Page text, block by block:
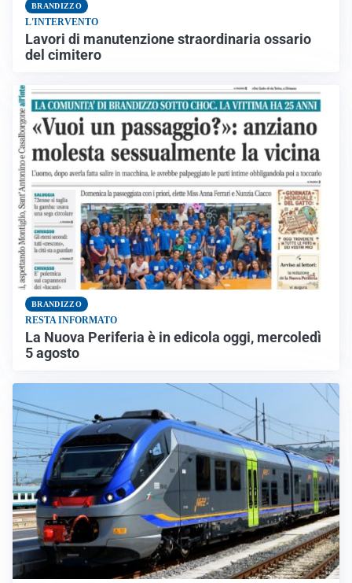
BRANDIZZO
L'INTERVENTO
Lavori di manutenzione straordinaria ossario
del cimitero
BRANDIZZO
RESTA INFORMATO
La Nuova Periferia è in edicola oggi, mercoledì
5 agosto